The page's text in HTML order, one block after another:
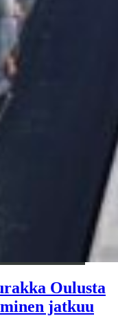
Oulusta
jatkuu